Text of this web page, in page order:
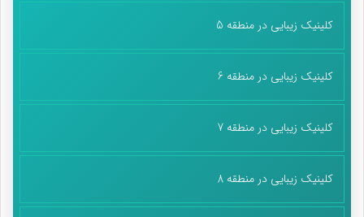
کلینیک زیبایی در منطقه 5
کلینیک زیبایی در منطقه 6
کلینیک زیبایی در منطقه 7
کلینیک زیبایی در منطقه 8